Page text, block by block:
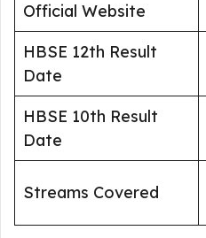
Official Website
HBSE 12th Result
Date
HBSE 10th Result
Date
Streams Covered